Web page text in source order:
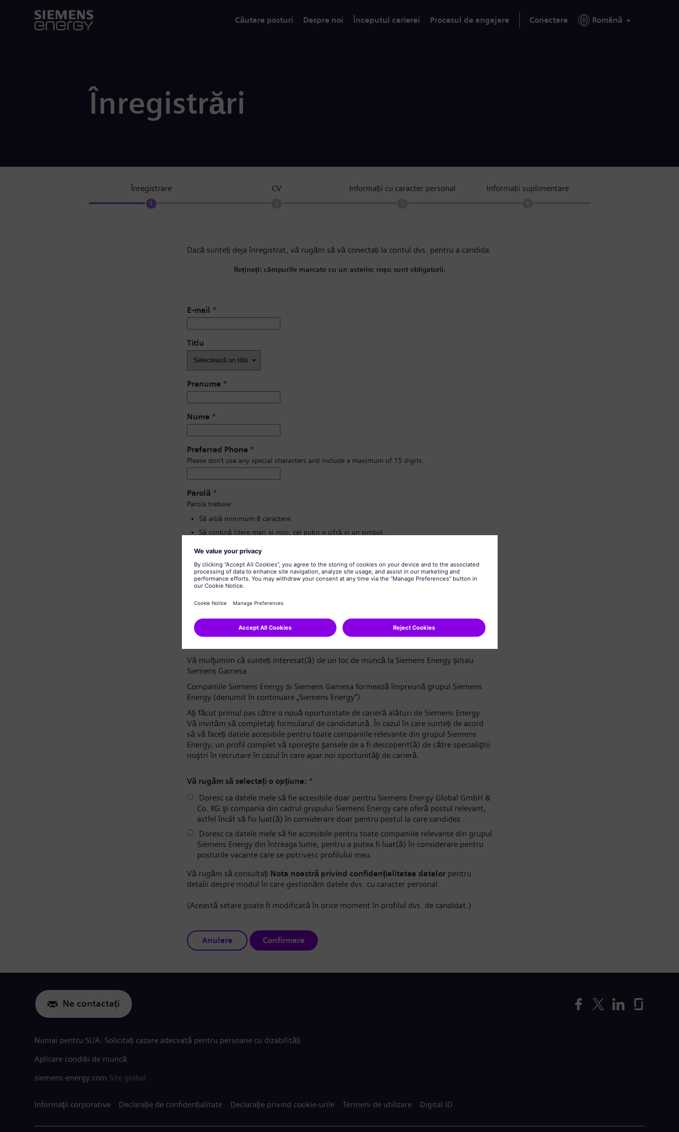
Căutare posturi Despre noi Începutul carierei Procesul de angajare Conectare Română
Înregistrări
Înregistrare
1
CV Informații cu caracter personal Informații suplimentare
Dacă sunteți deja înregistrat, vă rugăm să vă conectați la contul dvs. pentru a candida.
Rețineți: câmpurile marcate cu un asterisc roșu sunt obligatorii.
E-mail *
Titlu
Prenume *
Nume *
Preferred Phone *
Please don’t use any special characters and include a maximum of 15 digits.
Parolă *
Parola trebuie:
Să aibă minimum 8 caractere.
Să conțină litere mari și mici, cel puțin o cifră și un simbol.
Notă privind confidențialitatea datelor
Vă mulţumim că sunteți interesat(ă) de un loc de muncă la Siemens Energy și/sau
Siemens Gamesa.
Companiile Siemens Energy și Siemens Gamesa formează împreună grupul Siemens
Energy (denumit în continuare „Siemens Energy”).
Aţi făcut primul pas către o nouă oportunitate de carieră alături de Siemens Energy.
Vă invităm să completaţi formularul de candidatură. În cazul în care sunteți de acord
să vă faceți datele accesibile pentru toate companiile relevante din grupul Siemens
Energy, un profil complet vă sporeşte şansele de a fi descoperit(ă) de către specialiştii
noştri în recrutare în cazul în care apar noi oportunităţi de carieră.
Vă rugăm să selectați o opțiune: *
Doresc ca datele mele să fie accesibile doar pentru Siemens Energy Global GmbH &
Co. KG şi compania din cadrul grupului Siemens Energy care oferă postul relevant,
astfel încât să fiu luat(ă) în considerare doar pentru postul la care candidez.
Doresc ca datele mele să fie accesibile pentru toate companiile relevante din grupul
Siemens Energy din întreaga lume, pentru a putea fi luat(ă) în considerare pentru
posturile vacante care se potrivesc profilului meu.
Vă rugăm să consultați Nota noastră privind confidențialitatea datelor pentru
detalii despre modul în care gestionăm datele dvs. cu caracter personal.
(Această setare poate fi modificată în orice moment în profilul dvs. de candidat.)
Anulare Confirmare
Ne contactați
Numai pentru SUA: Solicitați cazare adecvată pentru persoane cu dizabilități
Aplicare condiții de muncă
siemens-energy.com Site global
Informaţii corporative Declarație de confidențialitate Declarație privind cookie-urile Termeni de utilizare Digital ID